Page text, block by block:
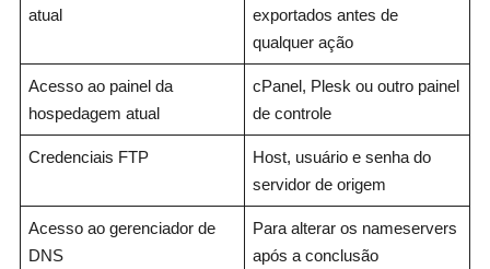
atual
exportados antes de
qualquer ação
Acesso ao painel da
hospedagem atual
cPanel, Plesk ou outro painel
de controle
Credenciais FTP
Host, usuário e senha do
servidor de origem
Acesso ao gerenciador de
DNS
Para alterar os nameservers
após a conclusão